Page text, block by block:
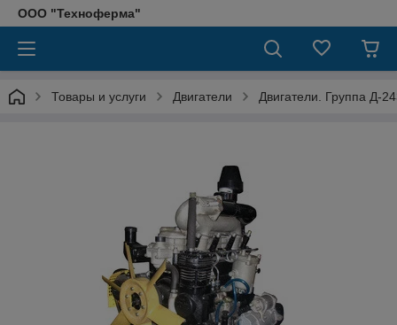
ООО "Техноферма"
Товары и услуги Двигатели Двигатели. Группа Д-